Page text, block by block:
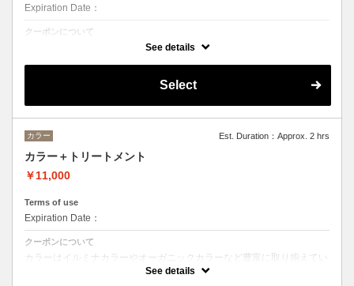
Expiration Date：
クーポンについて
何度かプリーチを繰り返している方むけです。
See details
Select
カラー Est. Duration：Approx. 2 hrs
カラー＋トリートメント
￥11,000
Terms of use
Expiration Date：
クーポンについて
カラーはイルミナカラーやオーガニックカラーなど豊富に取り揃えてい
デザインによってベストな選択をさせて頂きます。
See details